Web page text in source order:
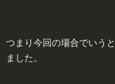
つまり今回の場合でいう
ました。